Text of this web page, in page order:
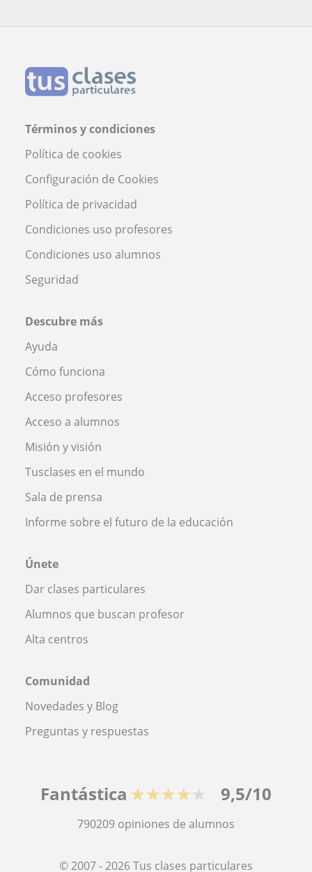
Términos y condiciones
Política de cookies
Configuración de Cookies
Política de privacidad
Condiciones uso profesores
Condiciones uso alumnos
Seguridad
Descubre más
Ayuda
Cómo funciona
Acceso profesores
Acceso a alumnos
Misión y visión
Tusclases en el mundo
Sala de prensa
Informe sobre el futuro de la educación
Únete
Dar clases particulares
Alumnos que buscan profesor
Alta centros
Comunidad
Novedades y Blog
Preguntas y respuestas
Fantástica ★★★★★ 9,5/10
790209 opiniones de alumnos
© 2007 - 2026 Tus clases particulares